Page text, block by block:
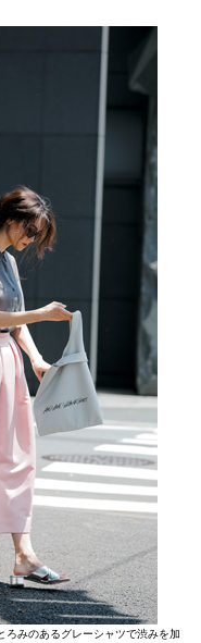
ろみのあるグレーシャツで渋みを加